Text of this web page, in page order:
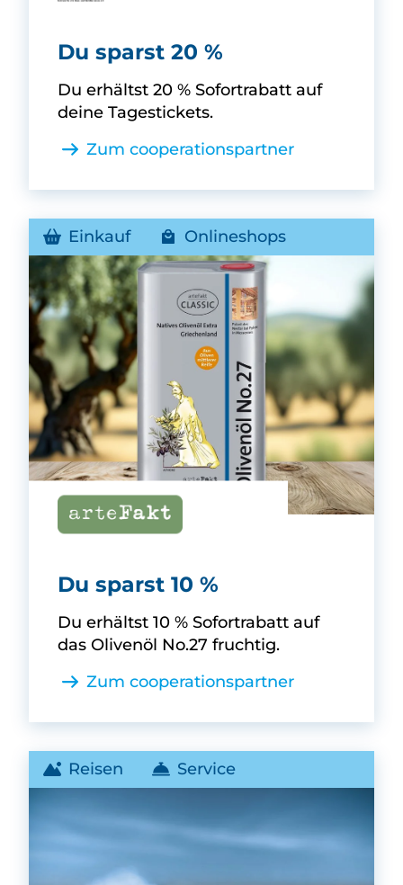
Arche Warder -
Du sparst 20 %
Du erhältst 20 % Sofortrabatt auf
deine Tagestickets.
Zum cooperationspartner
Einkauf Onlineshops
arteFakt -
Du sparst 10 %
Du erhältst 10 % Sofortrabatt auf
das Olivenöl No.27 fruchtig.
Zum cooperationspartner
Reisen Service